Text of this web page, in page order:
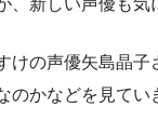
、新しい声優も気
けの声優矢島晶子
のかなどを見てい